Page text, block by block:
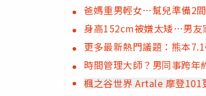
爸媽重男輕女…幫兒準備2
身高152cm被嫌太矮⋯男
更多最新熱門議題：熊本
時間管理大師？男同事跨
楓之谷世界 Artale 摩登101